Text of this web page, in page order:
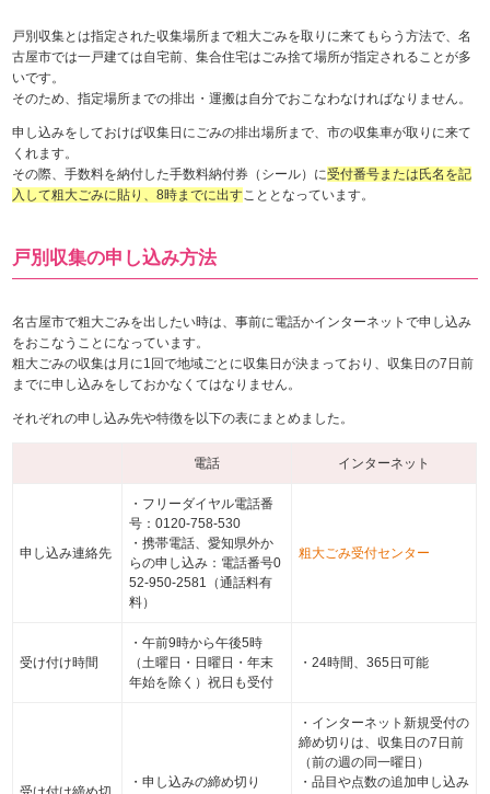
戸別収集とは指定された収集場所まで粗大ごみを取りに来てもらう方法で、名
古屋市では一戸建ては自宅前、集合住宅はごみ捨て場所が指定されることが多
いです。
そのため、指定場所までの排出・運搬は自分でおこなわなければなりません。
申し込みをしておけば収集日にごみの排出場所まで、市の収集車が取りに来て
くれます。
その際、手数料を納付した手数料納付券（シール）に受付番号または氏名を記
入して粗大ごみに貼り、8時までに出すこととなっています。
戸別収集の申し込み方法
名古屋市で粗大ごみを出したい時は、事前に電話かインターネットで申し込み
をおこなうことになっています。
粗大ごみの収集は月に1回で地域ごとに収集日が決まっており、収集日の7日前
までに申し込みをしておかなくてはなりません。
それぞれの申し込み先や特徴を以下の表にまとめました。
電話 インターネット
申し込み連絡先
・フリーダイヤル電話番
号：0120-758-530
・携帯電話、愛知県外か
らの申し込み：電話番号0
52-950-2581（通話料有
料）
粗大ごみ受付センター
受け付け時間
・午前9時から午後5時
（土曜日・日曜日・年末
年始を除く）祝日も受付
・24時間、365日可能
・申し込みの締め切り
・インターネット新規受付の
締め切りは、収集日の7日前
（前の週の同一曜日）
・品目や点数の追加申し込み